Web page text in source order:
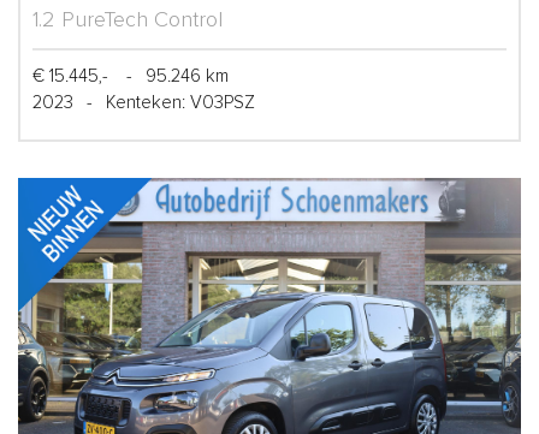
1.2 PureTech Control
€ 15.445,- -
95.246 km
2023
- Kenteken: V03PSZ